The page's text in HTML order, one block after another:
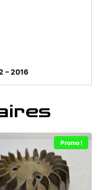
– 2016
Promo !